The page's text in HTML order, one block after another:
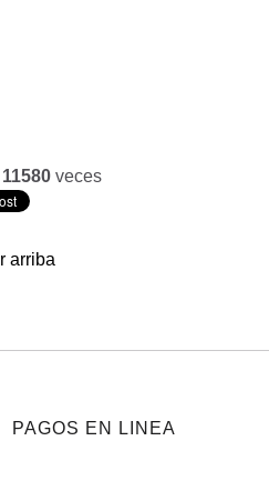
11580 veces
arriba
PAGOS EN LINEA